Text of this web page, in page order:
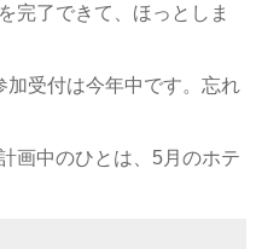
完了できて、ほっとしま
受付は今年中です。忘れ
画中のひとは、5月のホテ